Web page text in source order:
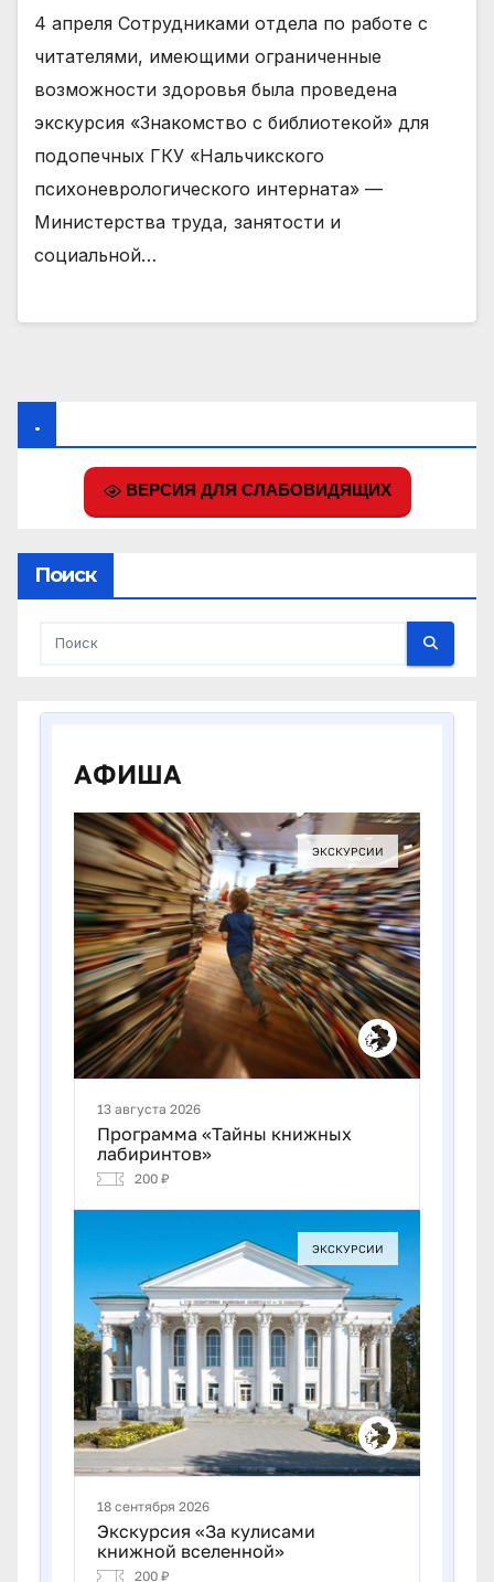
4 апреля Сотрудниками отдела по работе с
читателями, имеющими ограниченные
возможности здоровья была проведена
экскурсия «Знакомство с библиотекой» для
подопечных ГКУ «Нальчикского
психоневрологического интерната» —
Министерства труда, занятости и
социальной…
.
ВЕРСИЯ ДЛЯ СЛАБОВИДЯЩИХ
Поиск